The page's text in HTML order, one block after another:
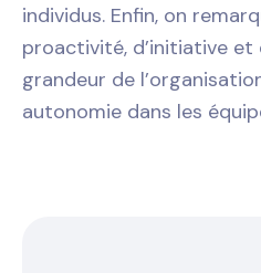
individus. Enfin, on
proactivité, d’initiative et
grandeur de
autonomie dans les